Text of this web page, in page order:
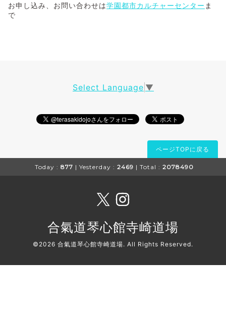
お申し込み、お問い合わせは学園都市カルチャーセンター ま
で
Select Language ▼
ページTOPに戻る
Today : 877 | Yesterday : 2469 | Total : 2078490
合氣道琴心館寺崎道場
©2026 合氣道琴心館寺崎道場. All Rights Reserved.